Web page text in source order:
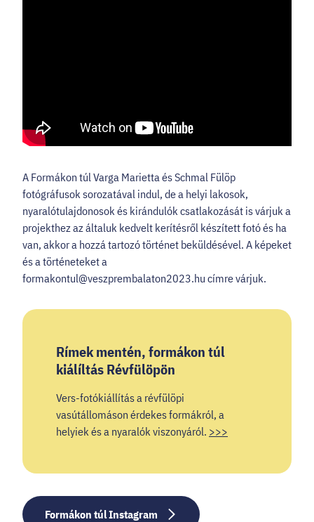
A Formákon túl Varga Marietta és Schmal Fülöp
fotógráfusok sorozatával indul, de a helyi lakosok,
nyaralótulajdonosok és kirándulók csatlakozását is várjuk a
projekthez az általuk kedvelt kerítésről készített fotó és ha
van, akkor a hozzá tartozó történet beküldésével. A képeket
és a történeteket a
formakontul@veszprembalaton2023.hu címre várjuk. ​
Rímek mentén, formákon túl
kiálíltás Révfülöpön
Vers-fotókiállítás a révfülöpi
vasútállomáson érdekes formákról, a
helyiek és a nyaralók viszonyáról. >>>
Formákon túl Instagram